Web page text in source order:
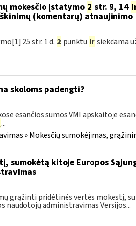
mokesčio įstatymo 2 str. 9, 14
(komentarų) atnaujinimo
25 str. 1 d. 2 punktu ir siekdama
skoloms padengti?
esančios sumos VMI apskaitoje
...
» Mokesčių sumokėjimas,
sumokėtą kitoje Europos
grąžinti pridėtinės vertės mokestį,
naudotojų administravimas Versijos...